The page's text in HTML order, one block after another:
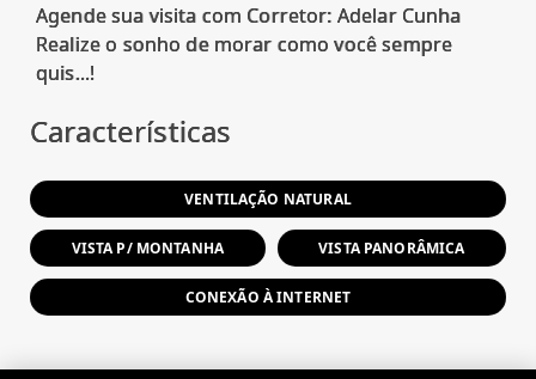
Agende sua visita com Corretor: Adelar Cunha
Realize o sonho de morar como você sempre
Características
VENTILAÇÃO NATURAL
VISTA P/ MONTANHA VISTA PANORÂMICA
CONEXÃO À INTERNET